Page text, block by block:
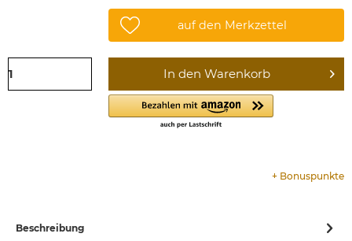
auf den Merkzettel
In den Warenkorb
+ Bonuspunkte
Beschreibung